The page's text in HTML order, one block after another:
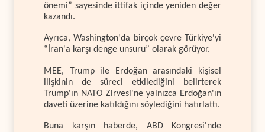
önemi” sayesinde ittifak içinde yeniden değer
kazandı.
Ayrıca, Washington'da birçok çevre Türkiye'yi
“İran'a karşı denge unsuru” olarak görüyor.
MEE, Trump ile Erdoğan arasındaki kişisel
ilişkinin de süreci etkilediğini belirterek
Trump'ın NATO Zirvesi'ne yalnızca Erdoğan'ın
daveti üzerine katıldığını söylediğini hatırlattı.
Buna karşın haberde, ABD Kongresi'nde